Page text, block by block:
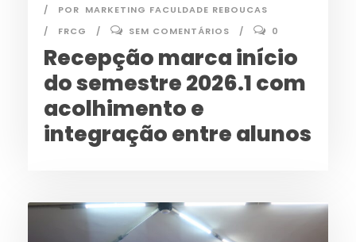
POR MARKETING FACULDADE REBOUCAS
FRCG
SEM COMENTÁRIOS 0
Recepção marca início
do semestre 2026.1 com
acolhimento e
integração entre alunos